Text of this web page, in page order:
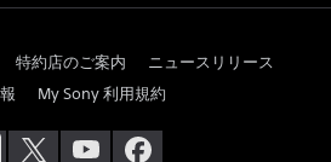
特約店のご案内
ニュースリリース
My Sony 利用規約